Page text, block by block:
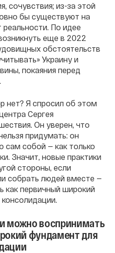
сочувствия; из-за этой
бы существуют на
По идее
еще в 2022
обстоятельств
Украину и
покаяния перед
нет? Я спросил об этом
Сергея
Он уверен, что
придумать: он
сам собой — как только
Значит, новые практики
стороны, если
собрать людей вместе —
как первичный широкий
можно воспринимать
фундамент для